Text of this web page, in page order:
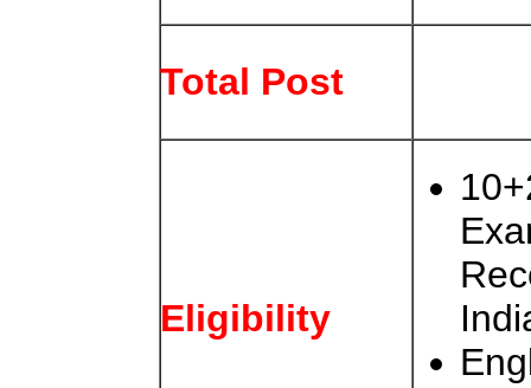
Total Post
Eligibility